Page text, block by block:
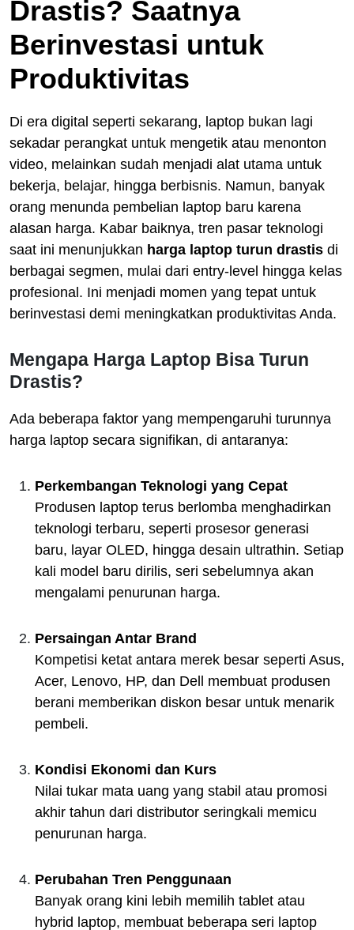
Drastis? Saatnya
Berinvestasi untuk
Produktivitas
Di era digital seperti sekarang, laptop bukan lagi
sekadar perangkat untuk mengetik atau menonton
video, melainkan sudah menjadi alat utama untuk
bekerja, belajar, hingga berbisnis. Namun, banyak
orang menunda pembelian laptop baru karena
alasan harga. Kabar baiknya, tren pasar teknologi
saat ini menunjukkan harga laptop turun drastis di
berbagai segmen, mulai dari entry-level hingga kelas
profesional. Ini menjadi momen yang tepat untuk
berinvestasi demi meningkatkan produktivitas Anda.
Mengapa Harga Laptop Bisa Turun
Drastis?
Ada beberapa faktor yang mempengaruhi turunnya
harga laptop secara signifikan, di antaranya:
Perkembangan Teknologi yang Cepat
Produsen laptop terus berlomba menghadirkan
teknologi terbaru, seperti prosesor generasi
baru, layar OLED, hingga desain ultrathin. Setiap
kali model baru dirilis, seri sebelumnya akan
mengalami penurunan harga.
Persaingan Antar Brand
Kompetisi ketat antara merek besar seperti Asus,
Acer, Lenovo, HP, dan Dell membuat produsen
berani memberikan diskon besar untuk menarik
pembeli.
Kondisi Ekonomi dan Kurs
Nilai tukar mata uang yang stabil atau promosi
akhir tahun dari distributor seringkali memicu
penurunan harga.
Perubahan Tren Penggunaan
Banyak orang kini lebih memilih tablet atau
hybrid laptop, membuat beberapa seri laptop